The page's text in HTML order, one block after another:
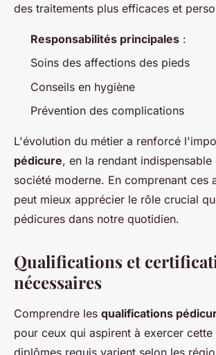
des traitements plus efficaces et
Responsabilités principales :
Soins des affections des pieds
Conseils en hygiène
Prévention des complications
L'évolution du métier a renforcé
pédicure, en la rendant indispensable
société moderne. En comprenant ces
peut mieux apprécier le rôle crucial
pédicures dans notre quotidien.
Qualifications et
nécessaires
Comprendre les qualifications
pour ceux qui aspirent à exercer